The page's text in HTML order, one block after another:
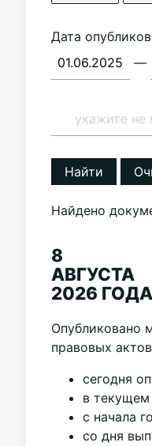
Дата
—
Найти
Найдено
8
АВГУСТА
2026 ГОДА
Опубликовано
правовых
cегодня
в
с начала
со дня